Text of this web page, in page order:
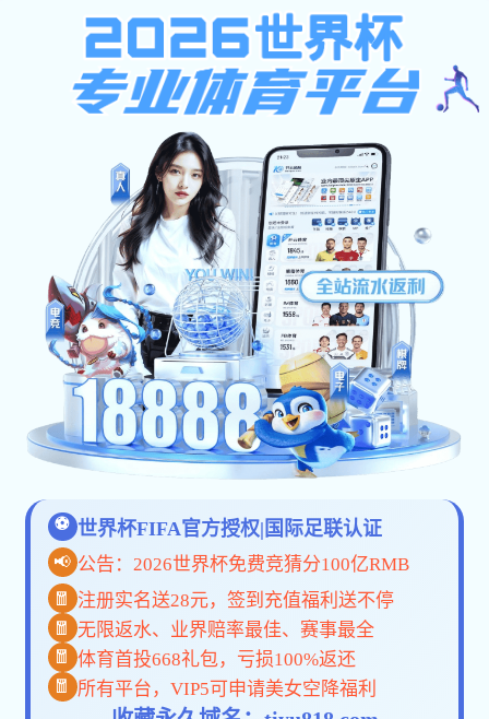
蓝鲸体育直播,体育赛事
陈志生